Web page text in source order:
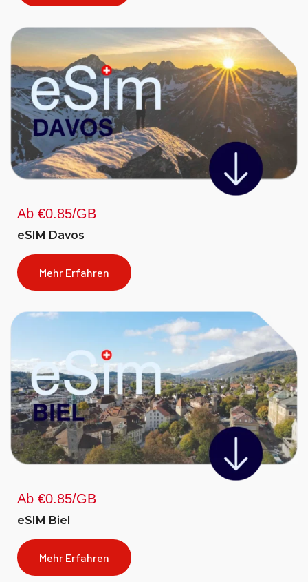
Ab €0.85/GB
eSIM Davos
Mehr Erfahren
Ab €0.85/GB
eSIM Biel
Mehr Erfahren